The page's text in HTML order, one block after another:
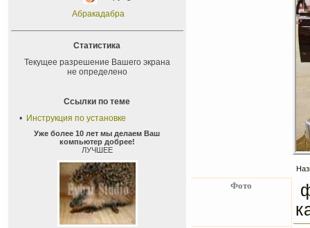
Абракадабра
Статистика
Текущее разрешение Вашего экрана
не определено
Ссылки по теме
• Инструкция по установке
Уже более 10 лет мы делаем Ваш
компьютер добрее!
ЛУЧШЕЕ
Фото